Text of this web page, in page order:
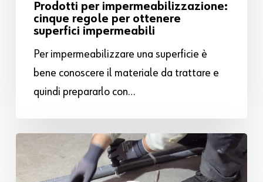
Prodotti per impermeabilizzazione:
cinque regole per ottenere
superfici impermeabili
Per impermeabilizzare una superficie è
bene conoscere il materiale da trattare e
quindi prepararlo con…